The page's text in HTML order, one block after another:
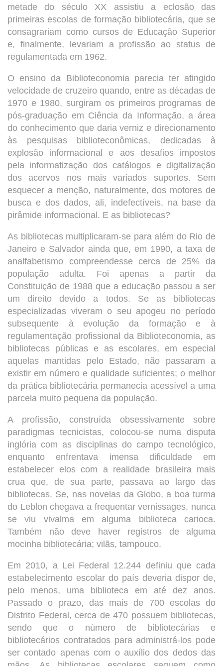
metade do século XX assistiu a eclosão das
primeiras escolas de formação bibliotecária, que se
consagrariam como cursos de Educação Superior
e, finalmente, levariam a profissão ao status de
regulamentada em 1962.
O ensino da Biblioteconomia parecia ter atingido
velocidade de cruzeiro quando, entre as décadas de
1970 e 1980, surgiram os primeiros programas de
pós-graduação em Ciência da Informação, a área
do conhecimento que daria verniz e direcionamento
às pesquisas biblioteconômicas, dedicadas à
explosão informacional e aos desafios impostos
pela informatização dos catálogos e digitalização
dos acervos nos mais variados suportes. Sem
esquecer a menção, naturalmente, dos motores de
busca e dos dados, ali, indefectíveis, na base da
pirâmide informacional. E as bibliotecas?
As bibliotecas multiplicaram-se para além do Rio de
Janeiro e Salvador ainda que, em 1990, a taxa de
analfabetismo compreendesse cerca de 25% da
população adulta. Foi apenas a partir da
Constituição de 1988 que a educação passou a ser
um direito devido a todos. Se as bibliotecas
especializadas viveram o seu apogeu no período
subsequente à evolução da formação e à
regulamentação profissional da Biblioteconomia, as
bibliotecas públicas e as escolares, em especial
aquelas mantidas pelo Estado, não passaram a
existir em número e qualidade suficientes; o melhor
da prática bibliotecária permanecia acessível a uma
parcela muito pequena da população.
A profissão, construída obsessivamente sobre
paradigmas tecnicistas, colocou-se numa disputa
inglória com as disciplinas do campo tecnológico,
enquanto enfrentava imensa dificuldade em
estabelecer elos com a realidade brasileira mais
crua que, de sua parte, passava ao largo das
bibliotecas. Se, nas novelas da Globo, a boa turma
do Leblon chegava a frequentar vernissages, nunca
se viu vivalma em alguma biblioteca carioca.
Também não deve haver registros de alguma
mocinha bibliotecária; vilãs, tampouco.
Em 2010, a Lei Federal 12.244 definiu que cada
estabelecimento escolar do país deveria dispor de,
pelo menos, uma biblioteca em até dez anos.
Passado o prazo, das mais de 700 escolas do
Distrito Federal, cerca de 470 possuem bibliotecas,
sendo que o número de bibliotecárias e
bibliotecários contratados para administrá-los pode
ser contado apenas com o auxílio dos dedos das